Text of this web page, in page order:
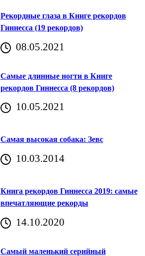
Рекордные глаза в Книге рекордов
Гиннесса (19 рекордов)
08.05.2021
Самые длинные ногти в Книге
рекордов Гиннесса (8 рекордов)
10.05.2021
Самая высокая собака: Зевс
10.03.2014
Книга рекордов Гиннесса 2019: самые
впечатляющие рекорды
14.10.2020
Самый маленький серийный